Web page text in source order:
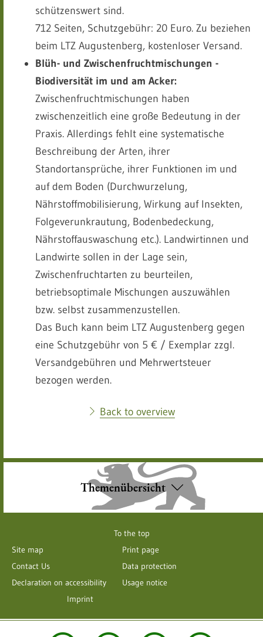
schützenswert sind.
712 Seiten, Schutzgebühr: 20 Euro. Zu beziehen
beim LTZ Augustenberg, kostenloser Versand.
Blüh- und Zwischenfruchtmischungen -
Biodiversität im und am Acker:
Zwischenfruchtmischungen haben
zwischenzeitlich eine große Bedeutung in der
Praxis. Allerdings fehlt eine systematische
Beschreibung der Arten, ihrer
Standortansprüche, ihrer Funktionen im und
auf dem Boden (Durchwurzelung,
Nährstoffmobilisierung, Wirkung auf Insekten,
Folgeverunkrautung, Bodenbedeckung,
Nährstoffauswaschung etc.). Landwirtinnen und
Landwirte sollen in der Lage sein,
Zwischenfruchtarten zu beurteilen,
betriebsoptimale Mischungen auszuwählen
bzw. selbst zusammenzustellen.
Das Buch kann beim LTZ Augustenberg gegen
eine Schutzgebühr von 5 € / Exemplar zzgl.
Versandgebühren und Mehrwertsteuer
bezogen werden.
Back to overview
Themenübersicht
To the top
Site map
Print page
Contact Us
Data protection
Declaration on accessibility
Usage notice
Imprint